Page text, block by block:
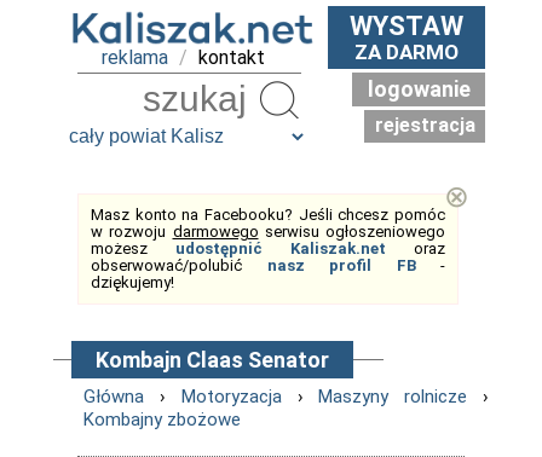
reklama / kontakt
WYSTAW
ZA DARMO
logowanie
rejestracja
Masz konto na Facebooku? Jeśli chcesz pomóc
w rozwoju darmowego serwisu ogłoszeniowego
możesz udostępnić Kaliszak.net oraz
obserwować/polubić nasz profil FB-
dziękujemy!
⊗
Kombajn Claas Senator
Główna › Motoryzacja›Maszyny rolnicze ›
Kombajny zbożowe